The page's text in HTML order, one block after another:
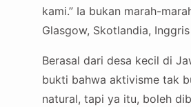
kami.” Ia bukan marah-
Glasgow, Skotlandia,
Berasal dari desa kecil di
bukti bahwa aktivisme tak
natural, tapi ya itu, boleh